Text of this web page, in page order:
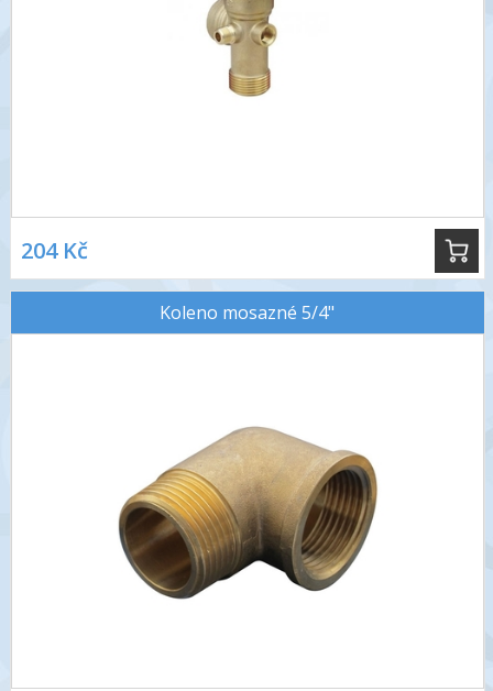
204 Kč
Koleno mosazné 5/4"